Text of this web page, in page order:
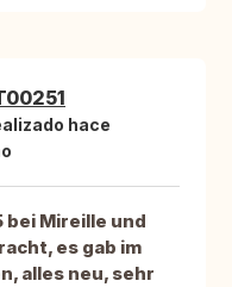
hace
bei Mireille und
es gab im
alles neu, sehr